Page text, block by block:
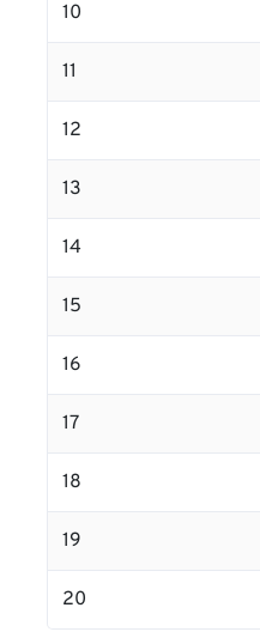
10
11
12
13
14
15
16
17
18
19
20